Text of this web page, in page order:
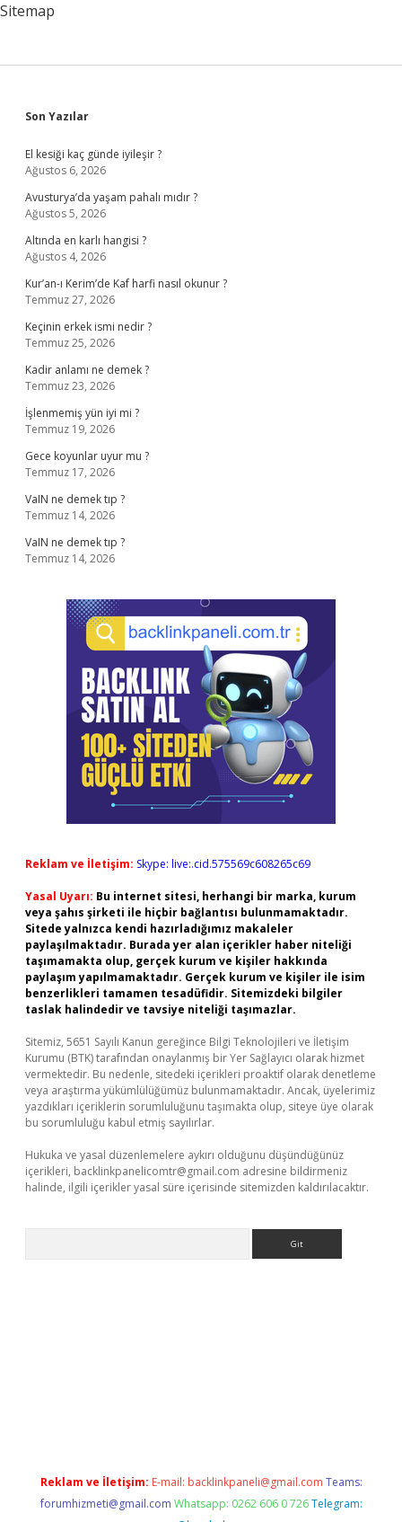
Sitemap
Sidebar
Son Yazılar
El kesiği kaç günde iyileşir ?
Ağustos 6, 2026
Avusturya’da yaşam pahalı mıdır ?
Ağustos 5, 2026
Altında en karlı hangisi ?
Ağustos 4, 2026
Kur’an-ı Kerim’de Kaf harfi nasıl okunur ?
Temmuz 27, 2026
Keçinin erkek ismi nedir ?
Temmuz 25, 2026
Kadir anlamı ne demek ?
Temmuz 23, 2026
İşlenmemiş yün iyi mi ?
Temmuz 19, 2026
Gece koyunlar uyur mu ?
Temmuz 17, 2026
VaIN ne demek tıp ?
Temmuz 14, 2026
VaIN ne demek tıp ?
Temmuz 14, 2026
Reklam ve İletişim: Skype: live:.cid.575569c608265c69
Yasal Uyarı: Bu internet sitesi, herhangi bir marka, kurum
veya şahıs şirketi ile hiçbir bağlantısı bulunmamaktadır.
Sitede yalnızca kendi hazırladığımız makaleler
paylaşılmaktadır. Burada yer alan içerikler haber niteliği
taşımamakta olup, gerçek kurum ve kişiler hakkında
paylaşım yapılmamaktadır. Gerçek kurum ve kişiler ile isim
benzerlikleri tamamen tesadüfidir. Sitemizdeki bilgiler
taslak halindedir ve tavsiye niteliği taşımazlar.
Sitemiz, 5651 Sayılı Kanun gereğince Bilgi Teknolojileri ve İletişim
Kurumu (BTK) tarafından onaylanmış bir Yer Sağlayıcı olarak hizmet
vermektedir. Bu nedenle, sitedeki içerikleri proaktif olarak denetleme
veya araştırma yükümlülüğümüz bulunmamaktadır. Ancak, üyelerimiz
yazdıkları içeriklerin sorumluluğunu taşımakta olup, siteye üye olarak
bu sorumluluğu kabul etmiş sayılırlar.
Hukuka ve yasal düzenlemelere aykırı olduğunu düşündüğünüz
içerikleri, backlinkpanelicomtr@gmail.com adresine bildirmeniz
halinde, ilgili içerikler yasal süre içerisinde sitemizden kaldırılacaktır.
Reklam ve İletişim: E-mail: backlinkpaneli@gmail.com Teams:
forumhizmeti@gmail.com Whatsapp: 0262 606 0 726 Telegram: